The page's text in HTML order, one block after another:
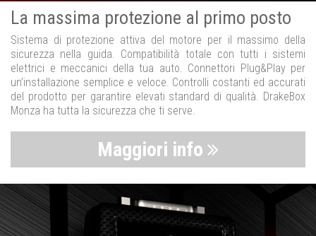
La massima protezione al primo posto
Sistema di protezione attiva del motore per il massimo della
sicurezza nella guida. Compatibilità totale con tutti i sistemi
elettrici e meccanici della tua auto. Connettori Plug&Play per
un’installazione semplice e veloce. Controlli costanti ed accurati
del prodotto per garantire elevati standard di qualità. DrakeBox
Monza ha tutta la sicurezza che ti serve.
Maggiori info